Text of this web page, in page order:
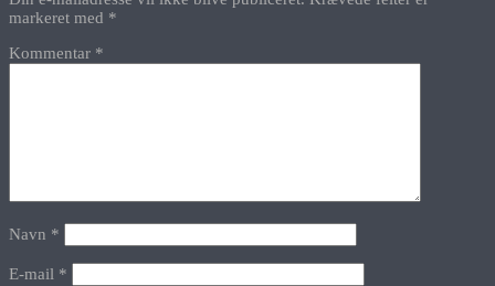
markeret med *
Kommentar *
Navn *
E-mail *